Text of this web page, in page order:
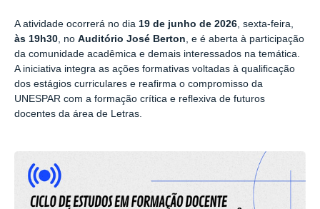
A atividade ocorrerá no dia 19 de junho de 2026 , sexta-feira,
às 19h30 , no Auditório José Berton , e é aberta à participação
da comunidade acadêmica e demais interessados na temática.
A iniciativa integra as ações formativas voltadas à qualificação
dos estágios curriculares e reafirma o compromisso da
UNESPAR com a formação crítica e reflexiva de futuros
docentes da área de Letras.